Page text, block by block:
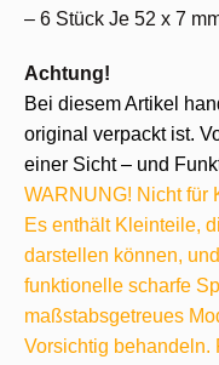
– 6 Stück Je 52 x 7
Achtung!
Bei diesem Artikel
original verpackt ist.
einer Sicht – und
WARNUNG! Nicht für
Es enthält Kleinteile,
darstellen können,
funktionelle scharfe
maßstabsgetreues
Vorsichtig behandeln.